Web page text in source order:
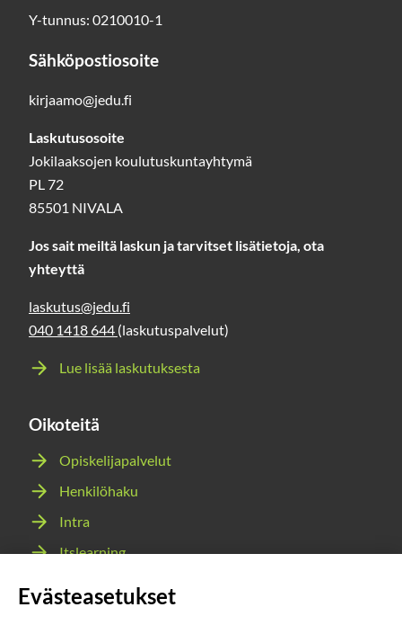
Y-tunnus: 0210010-1
Sähköpostiosoite
kirjaamo@jedu.fi
Laskutusosoite
Jokilaaksojen koulutuskuntayhtymä
PL 72
85501 NIVALA
Jos sait meiltä laskun ja tarvitset lisätietoja, ota
yhteyttä
laskutus@jedu.fi
040 1418 644 (laskutuspalvelut)
Lue lisää laskutuksesta
Oikoteitä
Opiskelijapalvelut
Henkilöhaku
Intra
Itslearning
Evästeasetukset